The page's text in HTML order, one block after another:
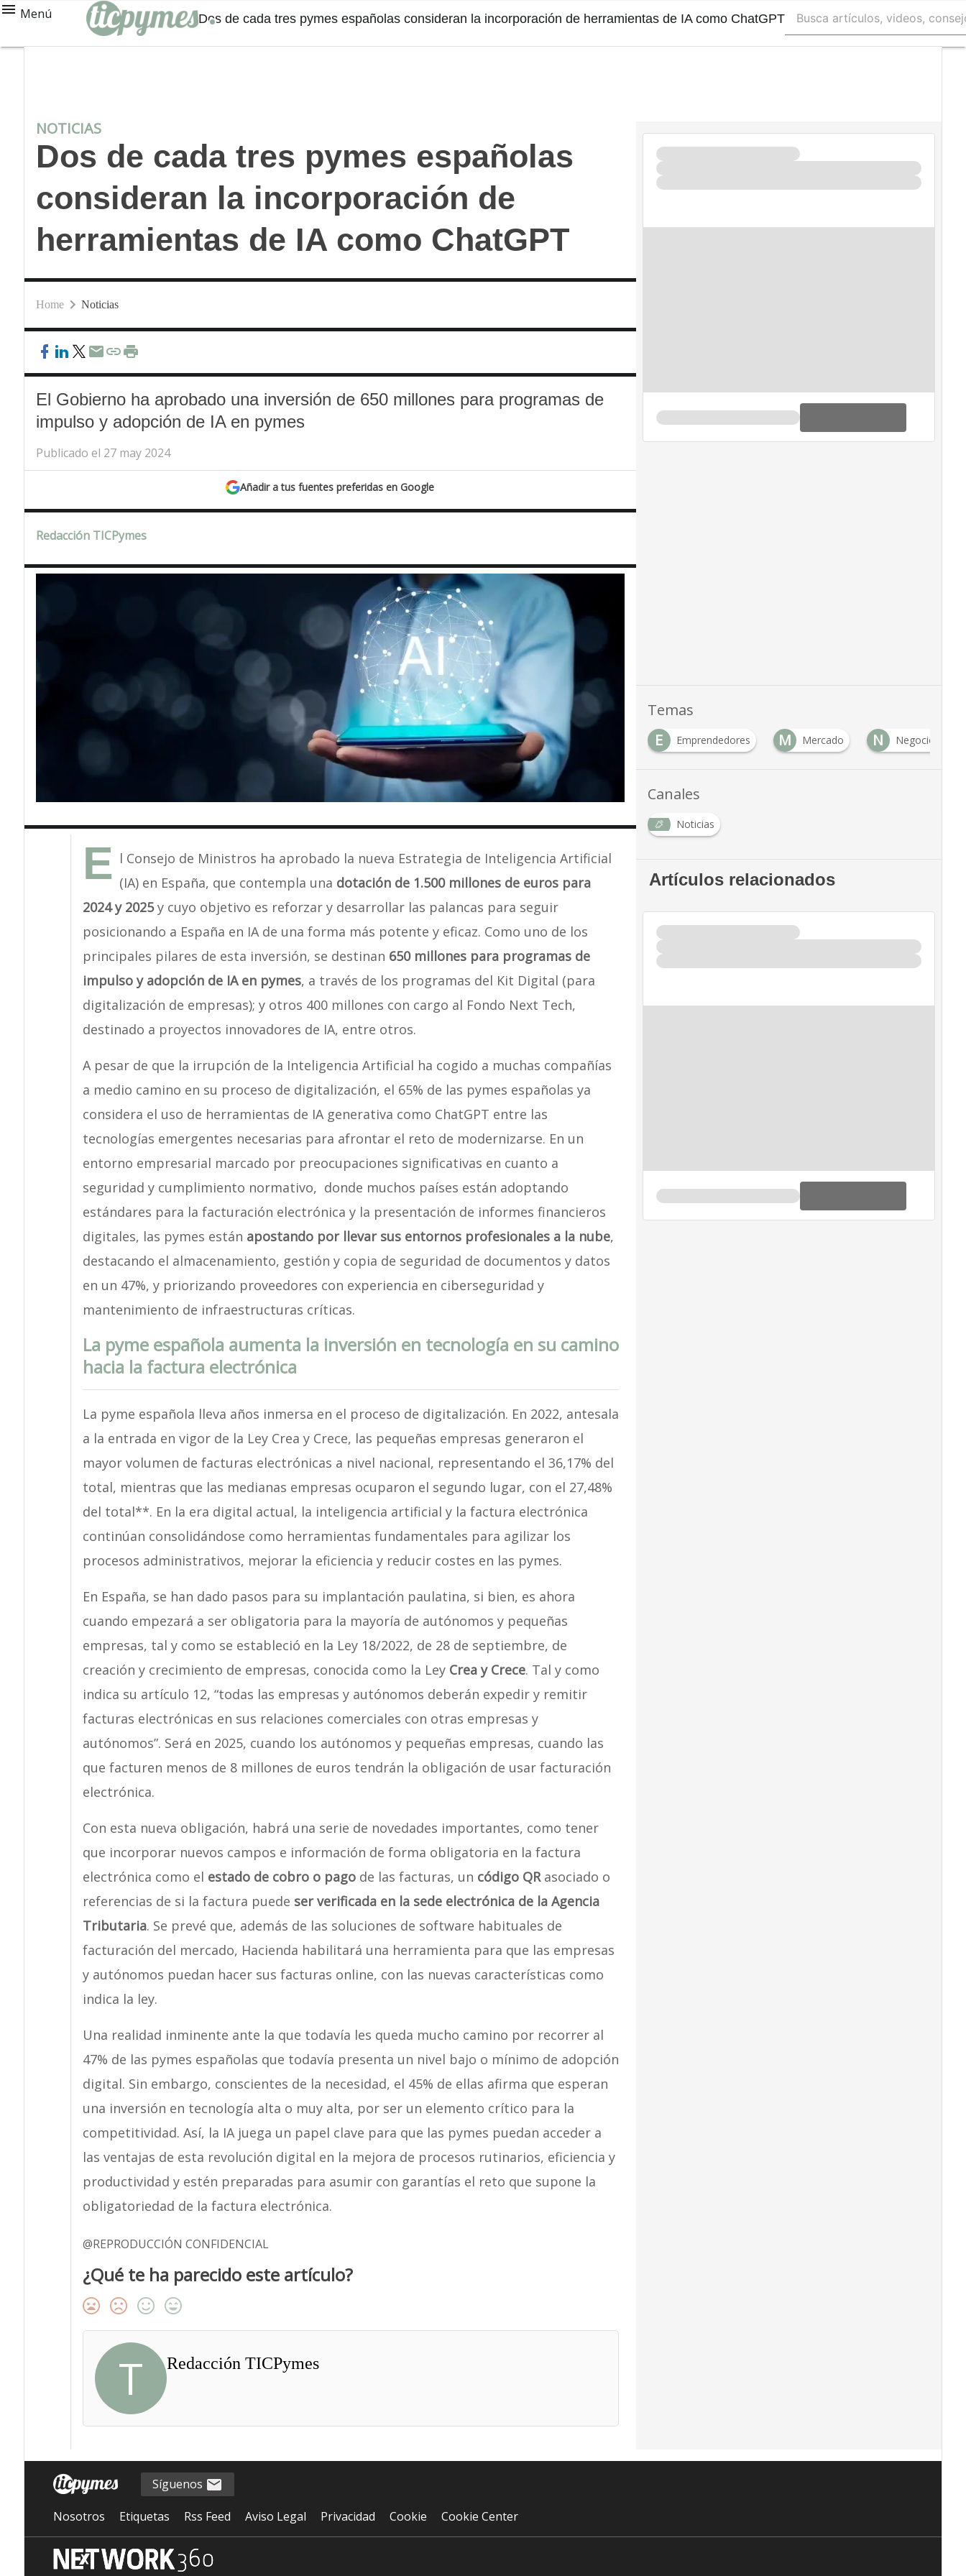
Menú Dos de cada tres pymes españolas consideran la incorporación de herramientas de IA como ChatGPT Autónomos
Emprendedores
NOTICIAS
Dos de cada tres pymes españolas
consideran la incorporación de
herramientas de IA como ChatGPT
Home Noticias
El Gobierno ha aprobado una inversión de 650 millones para programas de
impulso y adopción de IA en pymes
Publicado el 27 may 2024
Añadir a tus fuentes preferidas en Google
Redacción TICPymes
E l Consejo de Ministros ha aprobado la nueva Estrategia de Inteligencia Artificial
(IA) en España, que contempla una dotación de 1.500 millones de euros para
2024 y 2025y cuyo objetivo es reforzar y desarrollar las palancas para seguir
posicionando a España en IA de una forma más potente y eficaz. Como uno de los
principales pilares de esta inversión, se destinan 650 millones para programas de
impulso y adopción de IA en pymes, a través de los programas del Kit Digital (para
digitalización de empresas); y otros 400 millones con cargo al Fondo Next Tech,
destinado a proyectos innovadores de IA, entre otros.
A pesar de que la irrupción de la Inteligencia Artificial ha cogido a muchas compañías
a medio camino en su proceso de digitalización, el 65% de las pymes españolas ya
considera el uso de herramientas de IA generativa como ChatGPT entre las
tecnologías emergentes necesarias para afrontar el reto de modernizarse. En un
entorno empresarial marcado por preocupaciones significativas en cuanto a
seguridad y cumplimiento normativo, donde muchos países están adoptando
estándares para la facturación electrónica y la presentación de informes financieros
digitales, las pymes están apostando por llevar sus entornos profesionales a la nube,
destacando el almacenamiento, gestión y copia de seguridad de documentos y datos
en un 47%, y priorizando proveedores con experiencia en ciberseguridad y
mantenimiento de infraestructuras críticas.
La pyme española aumenta la inversión en tecnología en su camino
hacia la factura electrónica
La pyme española lleva años inmersa en el proceso de digitalización. En 2022, antesala
a la entrada en vigor de la Ley Crea y Crece, las pequeñas empresas generaron el
mayor volumen de facturas electrónicas a nivel nacional, representando el 36,17% del
total, mientras que las medianas empresas ocuparon el segundo lugar, con el 27,48%
del total**. En la era digital actual, la inteligencia artificial y la factura electrónica
continúan consolidándose como herramientas fundamentales para agilizar los
procesos administrativos, mejorar la eficiencia y reducir costes en las pymes.
En España, se han dado pasos para su implantación paulatina, si bien, es ahora
cuando empezará a ser obligatoria para la mayoría de autónomos y pequeñas
empresas, tal y como se estableció en la Ley 18/2022, de 28 de septiembre, de
creación y crecimiento de empresas, conocida como la LeyCrea y Crece. Tal y como
indica su artículo 12, “todas las empresas y autónomos deberán expedir y remitir
facturas electrónicas en sus relaciones comerciales con otras empresas y
autónomos”. Será en 2025, cuando los autónomos y pequeñas empresas, cuando las
que facturen menos de 8 millones de euros tendrán la obligación de usar facturación
electrónica.
Con esta nueva obligación, habrá una serie de novedades importantes, como tener
que incorporar nuevos campos e información de forma obligatoria en la factura
electrónica como el estado de cobro o pagode las facturas, un código QRasociado o
referencias de si la factura puede ser verificada en la sede electrónica de la Agencia
Tributaria. Se prevé que, además de las soluciones de software habituales de
facturación del mercado, Hacienda habilitará una herramienta para que las empresas
y autónomos puedan hacer sus facturas online, con las nuevas características como
indica la ley.
Una realidad inminente ante la que todavía les queda mucho camino por recorrer al
47% de las pymes españolas que todavía presenta un nivel bajo o mínimo de adopción
digital. Sin embargo, conscientes de la necesidad, el 45% de ellas afirma que esperan
una inversión en tecnología alta o muy alta, por ser un elemento crítico para la
competitividad. Así, la IA juega un papel clave para que las pymes puedan acceder a
las ventajas de esta revolución digital en la mejora de procesos rutinarios, eficiencia y
productividad y estén preparadas para asumir con garantías el reto que supone la
obligatoriedad de la factura electrónica.
@REPRODUCCIÓN CONFIDENCIAL
¿Qué te ha parecido este artículo?
T Redacción TICPymes
Temas
C
Ciberseguridad E Emprendedores M Mercado N Negocio
Canales
Noticias
Artículos relacionados
Síguenos
Nosotros Etiquetas Rss Feed Aviso Legal Privacidad Cookie Cookie Center